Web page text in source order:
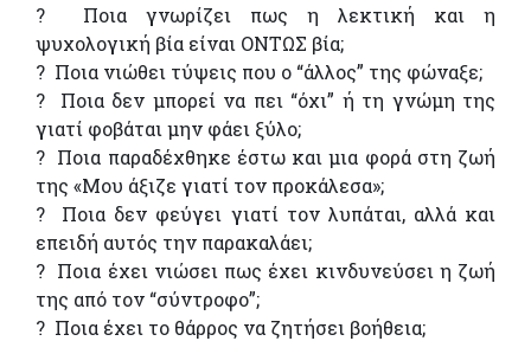
? Ποια γνωρίζει πως η λεκτική και η
ψυχολογική βία είναι ΟΝΤΩΣ βία;
? Ποια νιώθει τύψεις που ο “άλλος” της φώναξε;
? Ποια δεν μπορεί να πει “όχι” ή τη γνώμη της
γιατί φοβάται μην φάει ξύλο;
? Ποια παραδέχθηκε έστω και μια φορά στη ζωή
της «Μου άξιζε γιατί τον προκάλεσα»;
? Ποια δεν φεύγει γιατί τον λυπάται, αλλά και
επειδή αυτός την παρακαλάει;
? Ποια έχει νιώσει πως έχει κινδυνεύσει η ζωή
της από τον “σύντροφο”;
? Ποια έχει το θάρρος να ζητήσει βοήθεια;